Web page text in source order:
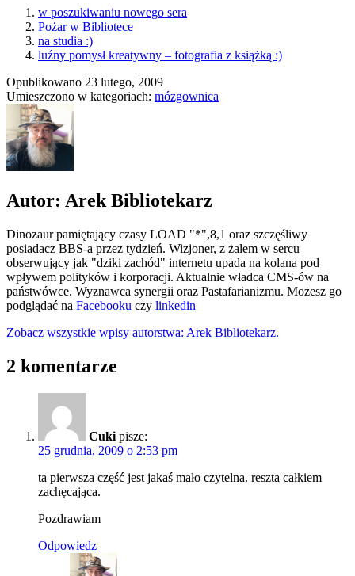
w poszukiwaniu nowego sera
Pożar w Bibliotece
na studia :)
luźny pomysł kreatywny – fotografia z książką :)
Opublikowano 23 lutego, 2009
Umieszczono w kategoriach: mózgownica
Autor: Arek Bibliotekarz
Dinozaur pamiętający czasy LOAD "*",8,1 oraz szczęśliwy
posiadacz BBS-a przez tydzień. Wizjoner, z żalem w sercu
obserwujący jak "dziki zachód" internetu upada na kolana pod
wpływem polityków i korporacji. Aktualnie władca CMS-ów na
państwówce. Wyznawca synergii oraz Pastafarianizmu. Możesz go
podglądać na Facebooku czy linkedin
Zobacz wszystkie wpisy autorstwa: Arek Bibliotekarz.
2 komentarze
Cuki pisze:
25 grudnia, 2009 o 2:53 pm
ta pierwsza część jest jakaś mało czytelna. reszta całkiem
zachęcająca.
Pozdrawiam
Odpowiedz